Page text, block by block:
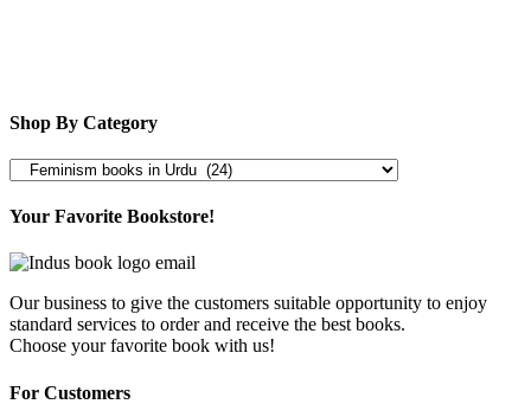
Shop By Category
Your Favorite Bookstore!
Our business to give the customers suitable opportunity to enjoy
standard services to order and receive the best books.
Choose your favorite book with us!
For Customers